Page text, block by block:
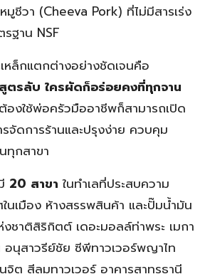
ชีวา (Cheeva Pork) ที่ไม่มีสารเร่ง
รฐาน NSF
หล็กแตกต่างอย่างชัดเจนคือ
รลับ ใครผัดก็อร่อยคงที่ทุกจาน
องใช้พ่อครัวมืออาชีพก็สามารถเปิด
จัดการร้านและปรุงง่าย ควบคุม
ทุกสาขา
20 สาขา ในทำเลที่ประสบความ
นเมือง ห้างสรรพสินค้า และปั๊มน้ำมัน
ชาติสิริกิตต์ เดอะมอลล์ท่าพระ เมกา
อนุสาวรีย์ชัย ซีพีทาวเวอร์พญาไท
ต สีลมทาวเวอร์ อาคารสาทรธานี